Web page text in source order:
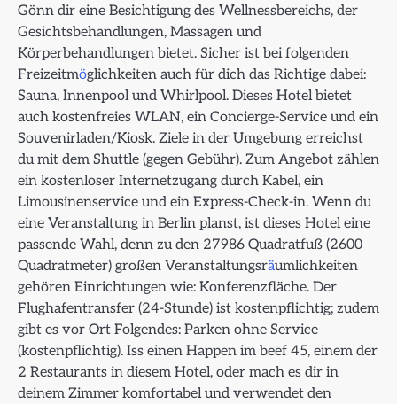
Gönn dir eine Besichtigung des Wellnessbereichs, der
Gesichtsbehandlungen, Massagen und
Körperbehandlungen bietet. Sicher ist bei folgenden
Freizeitmöglichkeiten auch für dich das Richtige dabei:
Sauna, Innenpool und Whirlpool. Dieses Hotel bietet
auch kostenfreies WLAN, ein Concierge-Service und ein
Souvenirladen/Kiosk. Ziele in der Umgebung erreichst
du mit dem Shuttle (gegen Gebühr). Zum Angebot zählen
ein kostenloser Internetzugang durch Kabel, ein
Limousinenservice und ein Express-Check-in. Wenn du
eine Veranstaltung in Berlin planst, ist dieses Hotel eine
passende Wahl, denn zu den 27986 Quadratfuß (2600
Quadratmeter) großen Veranstaltungsräumlichkeiten
gehören Einrichtungen wie: Konferenzfläche. Der
Flughafentransfer (24-Stunde) ist kostenpflichtig; zudem
gibt es vor Ort Folgendes: Parken ohne Service
(kostenpflichtig). Iss einen Happen im beef 45, einem der
2 Restaurants in diesem Hotel, oder mach es dir in
deinem Zimmer komfortabel und verwendet den